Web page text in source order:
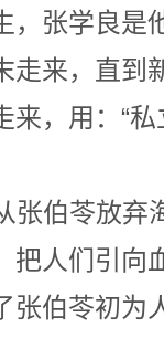
，张学良是
走来，直到
，用：“私
。
放弃海
把人们引向
张伯苓初为